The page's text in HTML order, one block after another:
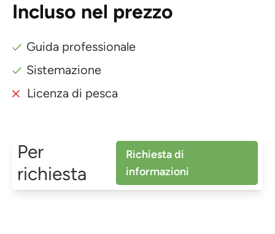
Incluso nel prezzo
Guida professionale
Sistemazione
Licenza di pesca
Per
richiesta
Richiesta di
informazioni